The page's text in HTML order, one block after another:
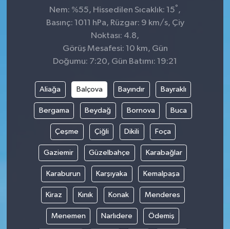
Nem: %55, Hissedilen Sıcaklık: 15° ,
Basınç: 1011 hPa, Rüzgar: 9 km/s, Çiy
Noktası: 4.8,
Görüş Mesafesi: 10 km, Gün
Doğumu: 7:20, Gün Batımı: 19:21
Aliağa Balçova Bayındır Bayraklı
Bergama Beydağ Bornova Buca
Çeşme Çiğli Dikili Foça
Gaziemir Güzelbahçe Karabağlar
Karaburun Karşıyaka Kemalpaşa
Kiraz Kınık Konak Menderes
Menemen Narlıdere Ödemiş